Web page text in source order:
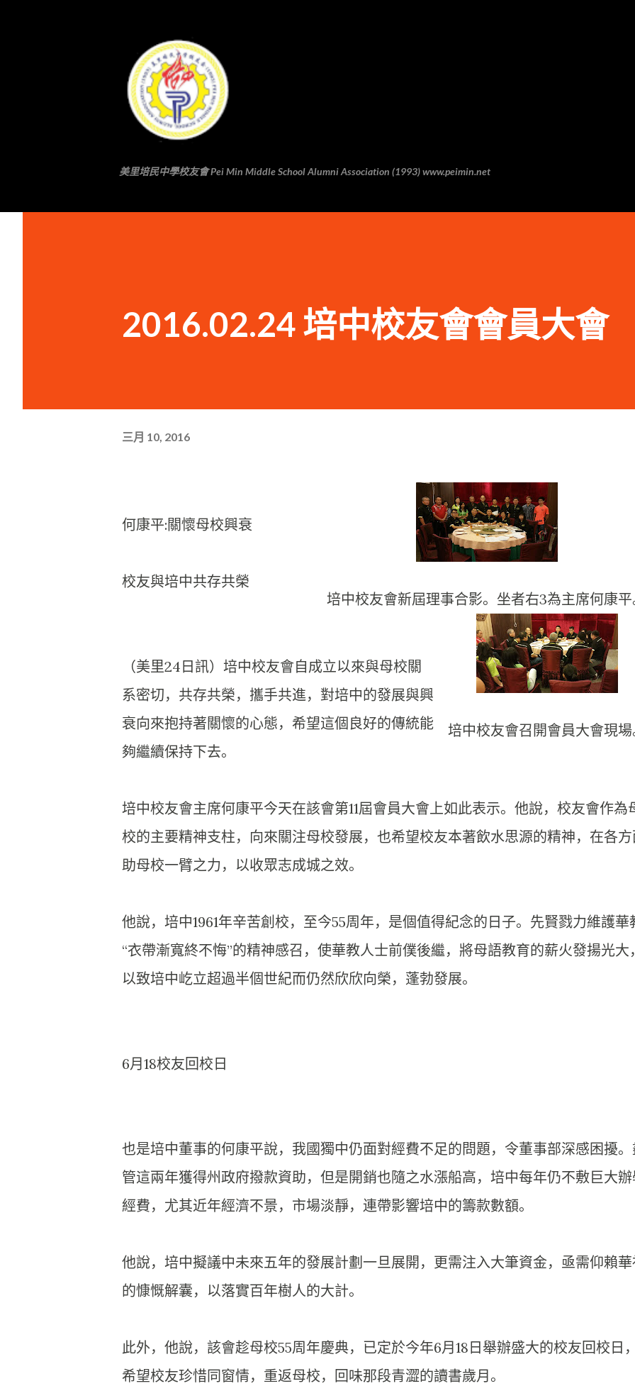
美里培民中學校友會 Pei Min Middle School Alumni Association (1993) www.peimin.net
2016.02.24 培中校友會會員大會
三月 10, 2016
培中校友會新屆理事合影。坐者右3為主席何康
培中校友會召開會員大會現
何康平:關懷母校興衰
校友與培中共存共榮
（美里24日訊）培中校友會自成立以來與母校關
系密切，共存共榮，攜手共進，對培中的發展與興
衰向來抱持著關懷的心態，希望這個良好的傳統能
夠繼續保持下去。
培中校友會主席何康平今天在該會第11屆會員大會上如此表示。他說，校友會作為
校的主要精神支柱，向來關注母校發展，也希望校友本著飲水思源的精神，在各
助母校一臂之力，以收眾志成城之效。
他說，培中1961年辛苦創校，至今55周年，是個值得紀念的日子。先賢戮力維護華
“衣帶漸寬終不悔”的精神感召，使華教人士前僕後繼，將母語教育的薪火發揚光大
以致培中屹立超過半個世紀而仍然欣欣向榮，蓬勃發展。
6月18校友回校日
也是培中董事的何康平說，我國獨中仍面對經費不足的問題，令董事部深感困擾
管這兩年獲得州政府撥款資助，但是開銷也隨之水漲船高，培中每年仍不敷巨大
經費，尤其近年經濟不景，市場淡靜，連帶影響培中的籌款數額。
他說，培中擬議中未來五年的發展計劃一旦展開，更需注入大筆資金，亟需仰賴
的慷慨解囊，以落實百年樹人的大計。
此外，他說，該會趁母校55周年慶典，已定於今年6月18日舉辦盛大的校友回校日
希望校友珍惜同窗情，重返母校，回味那段青澀的讀書歲月。